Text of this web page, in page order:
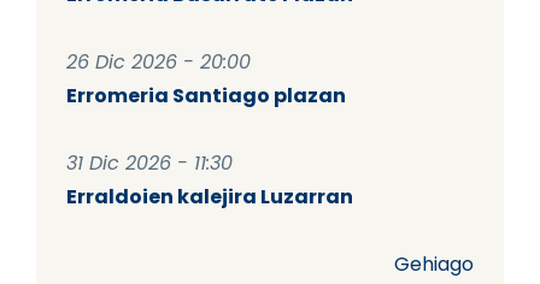
26 Dic 2026 - 20:00
Erromeria Santiago plazan
31 Dic 2026 - 11:30
Erraldoien kalejira Luzarran
Gehiago